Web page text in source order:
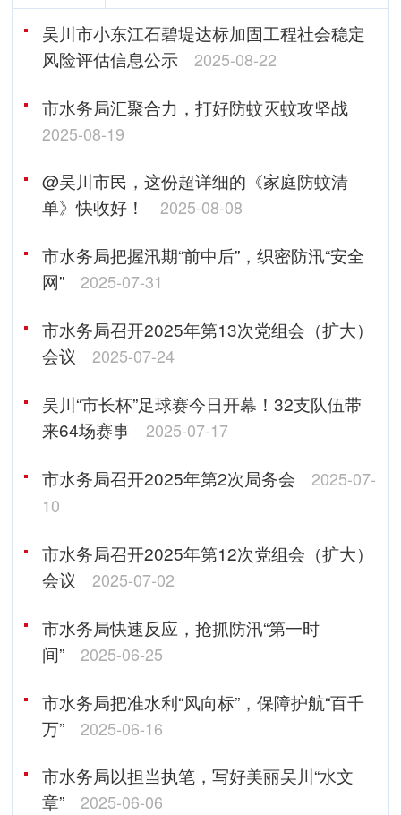
吴川市小东江石碧堤达标加固工程社会稳定
风险评估信息公示
2025-08-22
市水务局汇聚合力，打好防蚊灭蚊攻坚战
2025-08-19
@吴川市民，这份超详细的《家庭防蚊清
单》快收好！
2025-08-08
市水务局把握汛期“前中后”，织密防汛“安全
网”
2025-07-31
市水务局召开2025年第13次党组会（扩大）
会议
2025-07-24
吴川“市长杯”足球赛今日开幕！32支队伍带
来64场赛事
2025-07-17
市水务局召开2025年第2次局务会
2025-07-
10
市水务局召开2025年第12次党组会（扩大）
会议
2025-07-02
市水务局快速反应，抢抓防汛“第一时
间”
2025-06-25
市水务局把准水利“风向标”，保障护航“百千
万”
2025-06-16
市水务局以担当执笔，写好美丽吴川“水文
章”
2025-06-06